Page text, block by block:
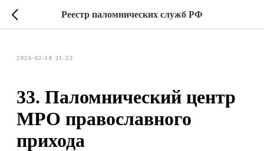
Реестр паломнических служб РФ
2026-02-18 21:23
33. Паломнический центр
МРО православного
прихода